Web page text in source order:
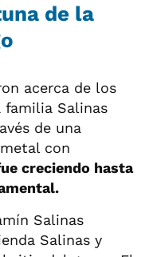
de la
acerca de los
Salinas
de una
con
creciendo hasta
Salinas
Salinas y